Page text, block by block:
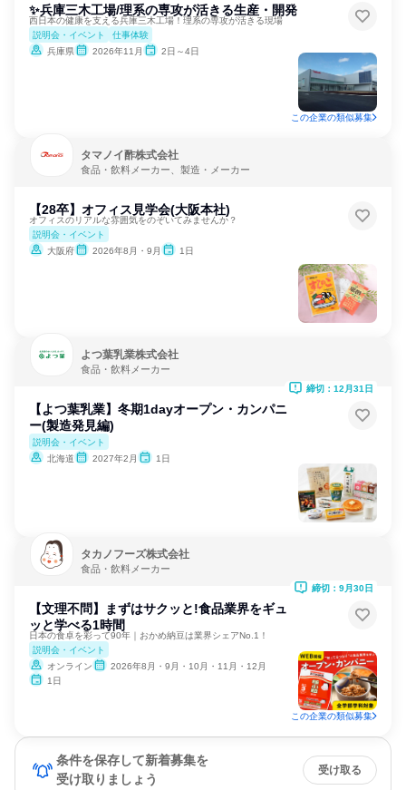
✨兵庫三木工場/理系の専攻が活きる生産・開発
西日本の健康を支える兵庫三木工場！理系の専攻が活きる現場
説明会・イベント
仕事体験
兵庫県
2026年11月 2日～4日
この企業の類似募集
タマノイ酢株式会社
食品・飲料メーカー、製造・メーカー
【28卒】オフィス見学会(大阪本社)
オフィスのリアルな雰囲気をのぞいてみませんか？
説明会・イベント
大阪府
2026年8月・9月 1日
よつ葉乳業株式会社
食品・飲料メーカー
【よつ葉乳業】冬期1dayオープン・カンパニ
ー(製造発見編)
説明会・イベント
北海道
2027年2月 1日
締切：12月31日
タカノフーズ株式会社
食品・飲料メーカー
【文理不問】まずはサクッと!食品業界をギュ
ッと学べる1時間
日本の食卓を彩って90年｜おかめ納豆は業界シェアNo.1！
説明会・イベント
オンライン
2026年8月・9月・10月・11月・12月
1日
締切：9月30日
この企業の類似募集
条件を保存して新着募集を
受け取りましょう
受け取る